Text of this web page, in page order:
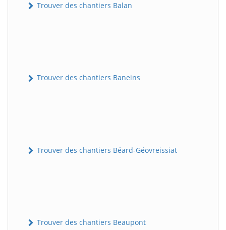
Trouver des chantiers Balan
Trouver des chantiers Baneins
Trouver des chantiers Béard-Géovreissiat
Trouver des chantiers Beaupont